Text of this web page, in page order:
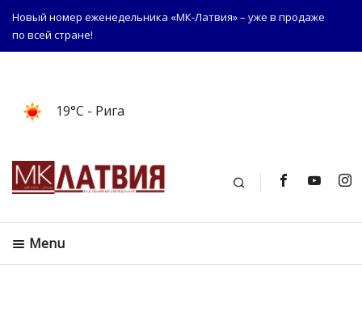
Новый номер еженедельника «МК-Латвия» – уже в продаже
по всей стране!
19°C - Рига
Поиск
Menu